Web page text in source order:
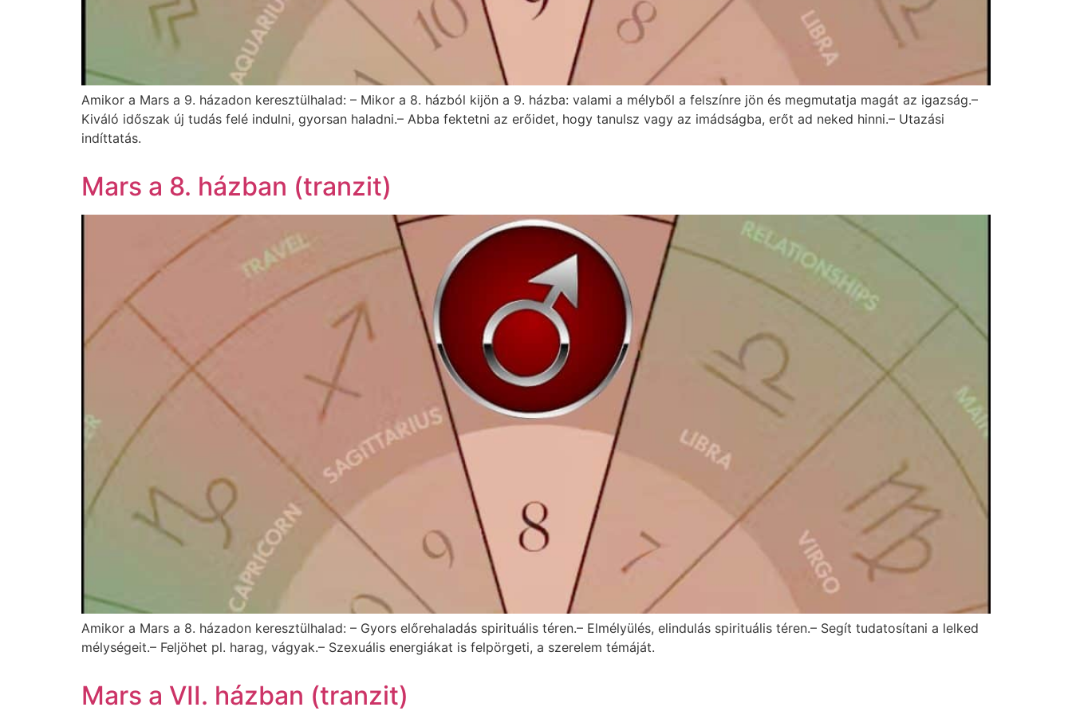
Amikor a Mars a 9. házadon keresztülhalad: – Mikor a 8. házból kijön a 9. házba: valami a mélyből a felszínre jön és megmutatja magát az igazság.–
Kiváló időszak új tudás felé indulni, gyorsan haladni.– Abba fektetni az erőidet, hogy tanulsz vagy az imádságba, erőt ad neked hinni.– Utazási
indíttatás.
Mars a 8. házban (tranzit)
Amikor a Mars a 8. házadon keresztülhalad: – Gyors előrehaladás spirituális téren.– Elmélyülés, elindulás spirituális téren.– Segít tudatosítani a lelked
mélységeit.– Feljöhet pl. harag, vágyak.– Szexuális energiákat is felpörgeti, a szerelem témáját.
Mars a VII. házban (tranzit)